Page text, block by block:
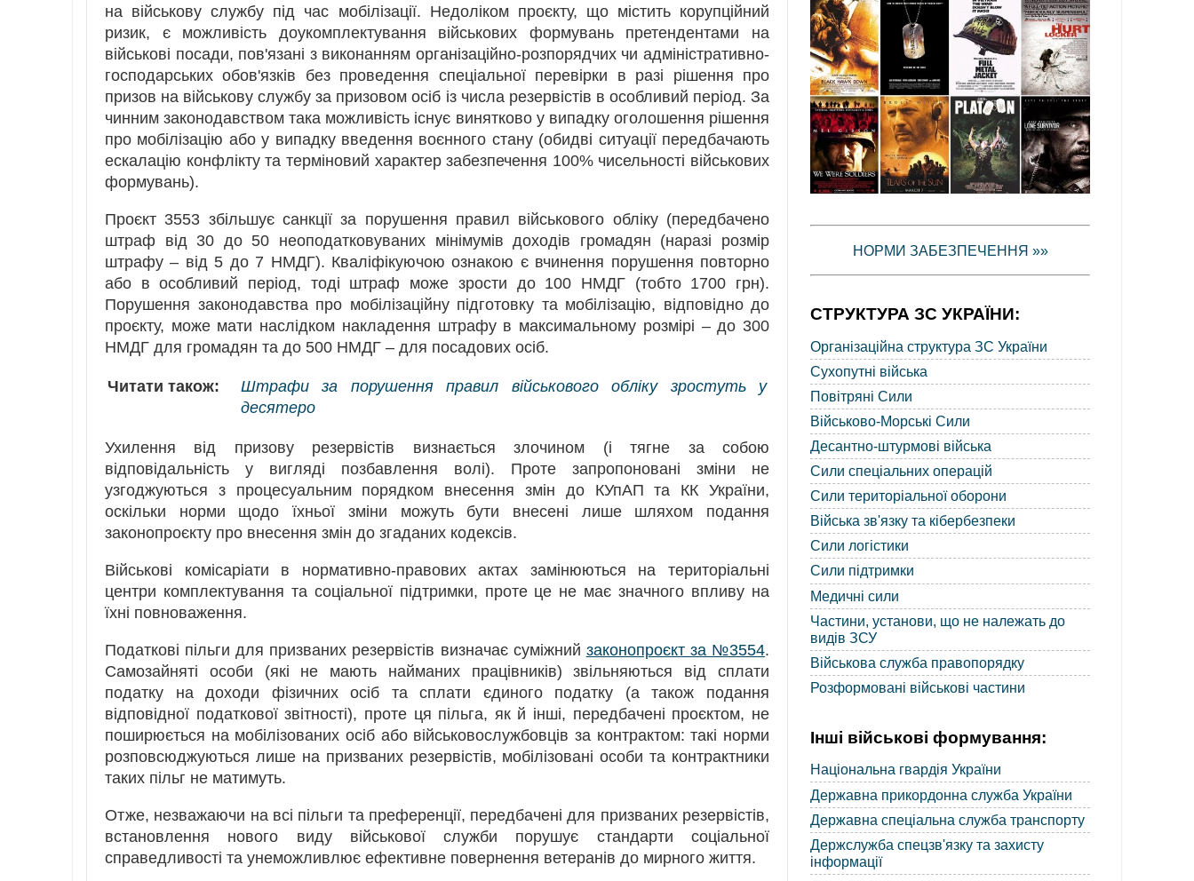
на військову службу під час мобілізації. Недоліком проєкту, що містить корупційний
ризик, є можливість доукомплектування військових формувань претендентами на
військові посади, пов'язані з виконанням організаційно-розпорядчих чи адміністративно-
господарських обов'язків без проведення спеціальної перевірки в разі рішення про
призов на військову службу за призовом осіб із числа резервістів в особливий період. За
чинним законодавством така можливість існує винятково у випадку оголошення рішення
про мобілізацію або у випадку введення воєнного стану (обидві ситуації передбачають
ескалацію конфлікту та терміновий характер забезпечення 100% чисельності військових
формувань).
Проєкт 3553 збільшує санкції за порушення правил військового обліку (передбачено
штраф від 30 до 50 неоподатковуваних мінімумів доходів громадян (наразі розмір
штрафу – від 5 до 7 НМДГ). Кваліфікуючою ознакою є вчинення порушення повторно
або в особливий період, тоді штраф може зрости до 100 НМДГ (тобто 1700 грн).
Порушення законодавства про мобілізаційну підготовку та мобілізацію, відповідно до
проєкту, може мати наслідком накладення штрафу в максимальному розмірі – до 300
НМДГ для громадян та до 500 НМДГ – для посадових осіб.
Читати також:
Штрафи за порушення правил військового обліку зростуть у
десятеро
Ухилення від призову резервістів визнається злочином (і тягне за собою
відповідальність у вигляді позбавлення волі). Проте запропоновані зміни не
узгоджуються з процесуальним порядком внесення змін до КУпАП та КК України,
оскільки норми щодо їхньої зміни можуть бути внесені лише шляхом подання
законопроєкту про внесення змін до згаданих кодексів.
Військові комісаріати в нормативно-правових актах замінюються на територіальні
центри комплектування та соціальної підтримки, проте це не має значного впливу на
їхні повноваження.
Податкові пільги для призваних резервістів визначає суміжний законопроєкт за №3554.
Самозайняті особи (які не мають найманих працівників) звільняються від сплати
податку на доходи фізичних осіб та сплати єдиного податку (а також подання
відповідної податкової звітності), проте ця пільга, як й інші, передбачені проєктом, не
поширюється на мобілізованих осіб або військовослужбовців за контрактом: такі норми
розповсюджуються лише на призваних резервістів, мобілізовані особи та контрактники
таких пільг не матимуть.
Отже, незважаючи на всі пільги та преференції, передбачені для призваних резервістів,
встановлення нового виду військової служби порушує стандарти соціальної
справедливості та унеможливлює ефективне повернення ветеранів до мирного життя.
НОРМИ ЗАБЕЗПЕЧЕННЯ »»
СТРУКТУРА ЗС УКРАЇНИ:
Організаційна структура ЗС України
Сухопутні війська
Повітряні Сили
Військово-Морські Сили
Десантно-штурмові війська
Сили спеціальних операцій
Сили територіальної оборони
Війська зв'язку та кібербезпеки
Сили логістики
Сили підтримки
Медичні сили
Частини, установи, що не належать до
видів ЗСУ
Військова служба правопорядку
Розформовані військові частини
Інші військові формування:
Національна гвардія України
Державна прикордонна служба України
Державна спеціальна служба транспорту
Держслужба спецзв'язку та захисту
інформації